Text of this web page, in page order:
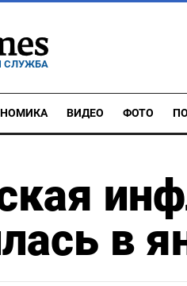
СЛУЖБА
ВИДЕО ФОТО
в